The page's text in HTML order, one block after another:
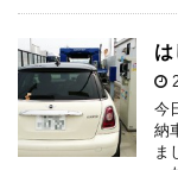
は
今
納
ま